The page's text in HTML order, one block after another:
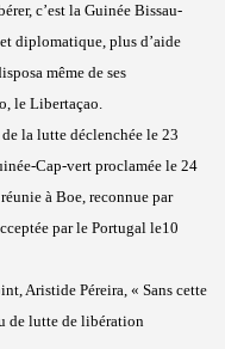
c’est la Guinée Bissau-
diplomatique, plus d’aide
même de ses
le Libertaçao.
la lutte déclenchée le 23
Cap-vert proclamée le 24
à Boe, reconnue par
par le Portugal le10
Aristide Péreira, « Sans cette
de lutte de libération